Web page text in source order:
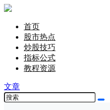
首页
股市热点
炒股技巧
指标公式
教程资源
文章